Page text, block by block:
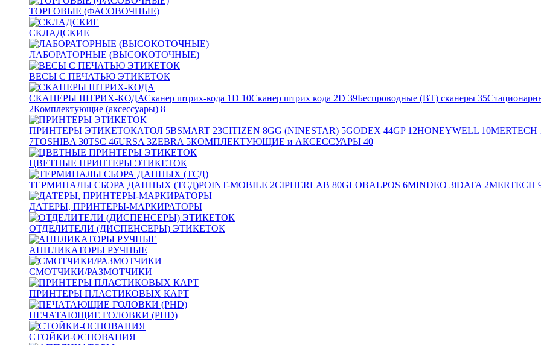
ТОРГОВЫЕ (ФАСОВОЧНЫЕ)
СКЛАДСКИЕ
ЛАБОРАТОРНЫЕ (ВЫСОКОТОЧНЫЕ)
ВЕСЫ С ПЕЧАТЬЮ ЭТИКЕТОК
СКАНЕРЫ ШТРИХ-КОДАСканер штрих-кода 1D 10Сканер штрих кода 2D 39Беспроводные (BT) сканеры 35
2Комплектующие (аксессуары) 8
ПРИНТЕРЫ ЭТИКЕТОКАТОЛ 5BSMART 23CITIZEN 8GG (NINESTAR) 5GODEX 44GP12HONEYWELL 10MERTECH
7TOSHIBA 30TSC 46URSA 3ZEBRA 5КОМПЛЕКТУЮЩИЕ и АКСЕССУАРЫ 40
ЦВЕТНЫЕ ПРИНТЕРЫ ЭТИКЕТОК
ТЕРМИНАЛЫ СБОРА ДАННЫХ (ТСД)POINT-MOBILE 2CIPHERLAB 80GLOBALPOS 6MINDEO 3iDATA 2MERTECH
ДАТЕРЫ, ПРИНТЕРЫ-МАРКИРАТОРЫ
ОТДЕЛИТЕЛИ (ДИСПЕНСЕРЫ) ЭТИКЕТОК
АППЛИКАТОРЫ РУЧНЫЕ
СМОТЧИКИ/РАЗМОТЧИКИ
ПРИНТЕРЫ ПЛАСТИКОВЫХ КАРТ
ПЕЧАТАЮЩИЕ ГОЛОВКИ (PHD)
СТОЙКИ-ОСНОВАНИЯ